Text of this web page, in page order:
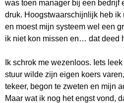
was toen manager bij een bedrijf
druk. Hoogstwaarschijnlijk heb ik
en moest mijn systeem wel een
ik niet kon missen en… dat deed
Ik schrok me wezenloos. Iets
stuur wilde zijn eigen koers
tekeer, begon te zweten en mijn
Maar wat ik nog het engst vond,